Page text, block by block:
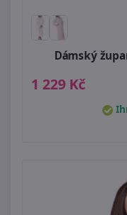
Dámský
1 229 Kč